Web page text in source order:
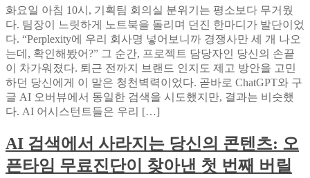
박
스
가
밝
히
는
초
비
교
의
에
우
리
회
사
가
안
요”
–
AEO
화요일 아침 10시, 기획팀 회의실 분위기는 평소보다 무거웠
다. 팀장이 느릿하게 노트북을 돌리며 던진 한마디가 발단이었
다. “Perplexity에 우리 회사명 넣어보니까 경쟁사만 세 개 나오
는데, 확인해봤어?” 그 순간, 프로젝트 담당자인 당신의 손끝
이 차가워졌다. 퇴근 전까지 브랜드 인지도 제고 방안을 고민
하던 당신에게 이 말은 청천벽력이었다. 곧바로 ChatGPT와 구
글 AI 오버뷰에서 동일한 검색을 시도했지만, 결과는 비슷했
다. AI 어시스턴트들은 우리 […]
AI 검색에서 사라지는 당신의 콘텐츠: 오
픈타임 무료진단이 찾아낸 첫 번째 버릴